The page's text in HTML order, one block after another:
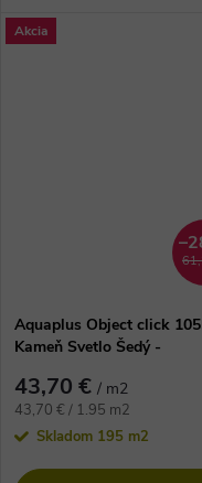
dekore hladeného sivého
Akcia
Aquaplus Object click
Kameň Svetlo Šedý -
43,70 € / m2
Jednotková
cena:
43,70 € / 1.95 m2
Skladom 195 m2